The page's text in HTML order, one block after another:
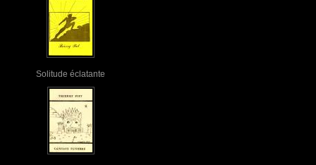
Solitude éclatante